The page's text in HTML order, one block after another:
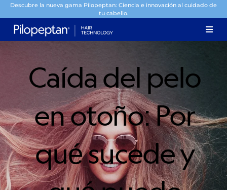
Descubre la nueva gama Pilopeptan: Ciencia e innovación al cuidado de
tu cabello.
Caída del pelo
en otoño: Por
qué sucede y